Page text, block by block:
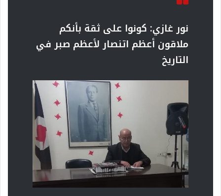
نور غازي: كونوا على ثقة بأنكم
ملاقون أعظم اتنصار لأعظم صبر في
التاريخ